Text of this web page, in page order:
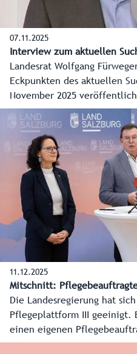
07.11.2025
Interview zum aktuellen
Landesrat Wolfgang
Eckpunkten des aktuellen
November 2025
11.12.2025
Mitschnitt:
Die Landesregierung hat
Pflegeplattform III geeinigt.
einen eigenen
langjährige Pflegedirektor